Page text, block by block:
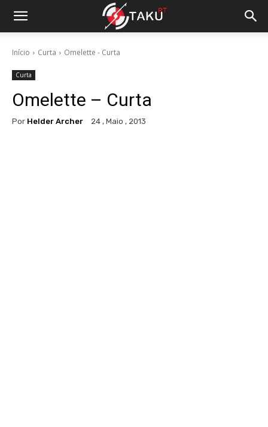
Início Curta Omelette - Curta
Curta
Omelette – Curta
Por Helder Archer 24 , Maio , 2013